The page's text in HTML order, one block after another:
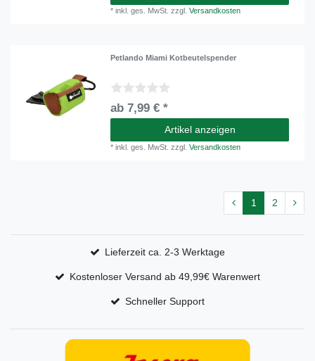
*inkl. ges. MwSt. zzgl.Versandkosten
Petlando Miami Kotbeutelspender
ab 7,99 € *
Artikel anzeigen
*inkl. ges. MwSt. zzgl.Versandkosten
1 2
Lieferzeit ca. 2-3 Werktage
Kostenloser Versand ab 49,99€ Warenwert
Schneller Support